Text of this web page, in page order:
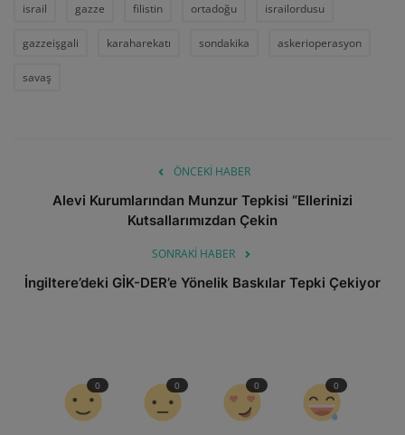
israil
gazze filistin ortadoğu israilordusu
gazzeişgali karaharekatı sondakika askerioperasyon
savaş
ÖNCEKI HABER
Alevi Kurumlarından Munzur Tepkisi “Ellerinizi
Kutsallarımızdan Çekin
SONRAKI HABER
İngiltere’deki GİK-DER’e Yönelik Baskılar Tepki Çekiyor
0 0 0 0